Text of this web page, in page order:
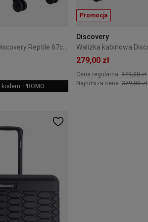
Walizka średnia Discovery Reptile 67cm Czarna
PROMO
Promocja
Discovery
279,00 zł
Cena regularna:379,00 zł
Najniższa cena:379,00 zł